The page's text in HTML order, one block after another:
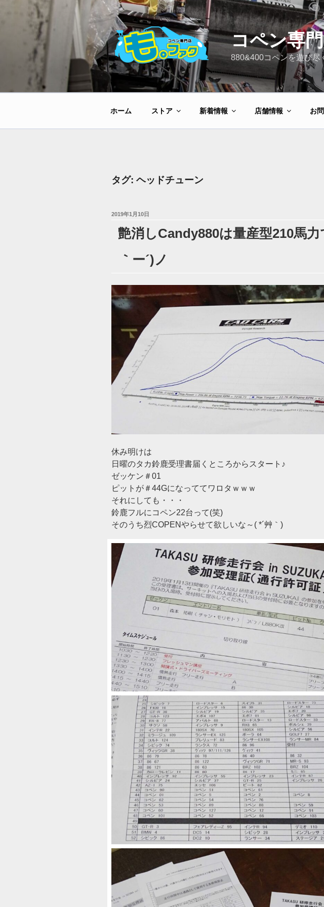
キ
コペン専
880&400コペンを遊び尽
ホーム ストア 新着情報 店舗情報 お
タグ: ヘッドチューン
投
2019年1月10日
艶消しCandy880は量産型210馬力
｀ー´)ノ
休み明けは
日曜のタカ鈴鹿受理書届くところからスタート♪
ゼッケン＃01
ピットが＃44Gになっててワロタｗｗｗ
それにしても・・・
鈴鹿フルにコペン22台って(笑)
そのうち烈COPENやらせて欲しいな～( *´艸｀)